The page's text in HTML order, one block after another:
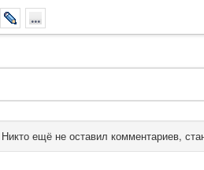
Никто ещё не оставил комментариев,